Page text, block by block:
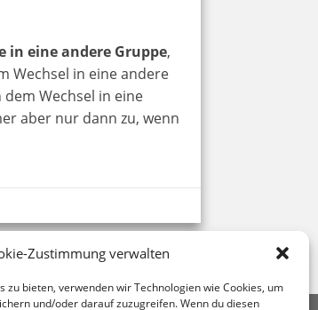
Zustimmung verwalten
zu bieten, verwenden wir Technologien wie Cookies, um
und/oder darauf zuzugreifen. Wenn du diesen
in eine andere Gruppe,
Wechsel in eine andere
Wechsel in eine
aber nur dann zu, wenn